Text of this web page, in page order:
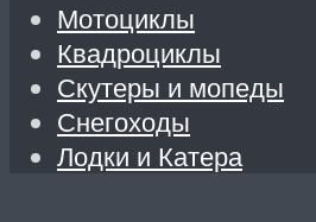
Мотоциклы
Квадроциклы
Скутеры и мопеды
Снегоходы
Лодки и Катера